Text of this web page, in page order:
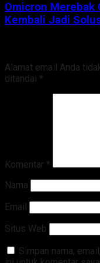
Omicron Merebak
Kembali Jadi
Alamat email Anda
ditandai *
Komentar *
Nama
Email
Situs Web
Simpan nama,